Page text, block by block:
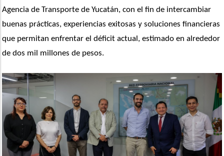
Agencia de Transporte de Yucatán, con el fin de intercambiar
buenas prácticas, experiencias exitosas y soluciones financieras
que permitan enfrentar el déficit actual, estimado en alrededor
de dos mil millones de pesos.